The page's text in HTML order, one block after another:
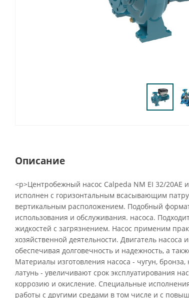
Описание
<p>Центробежный насос Calpeda NM EI 32/20AE
исполнен с горизонтальным всасывающим
вертикальным расположением. Подобный
использования и обслуживания. насоса.
жидкостей с загрязнением. Насос применим
хозяйственной деятельности. Двигатель
обеспечивая долговечность и надежность, а
Материалы изготовления насоса - чугун,
латунь - увеличивают срок эксплуатирования
коррозию и окисление. Специальные
работы с другими средами в том числе и с